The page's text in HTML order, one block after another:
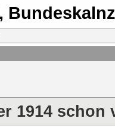
1914 schon